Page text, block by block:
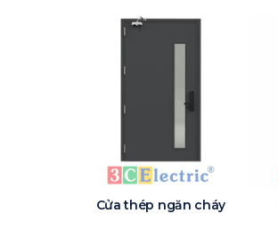
Cửa thép ngăn cháy